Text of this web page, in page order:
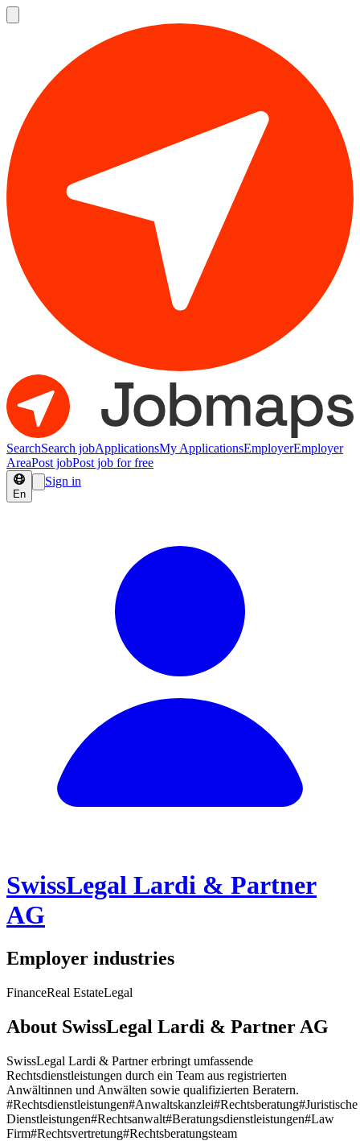
SearchSearch jobApplicationsMy ApplicationsEmployerEmployer
AreaPost jobPost job for free
En
Sign in
SwissLegal Lardi & Partner
AG
Employer industries
FinanceReal EstateLegal
About SwissLegal Lardi & Partner AG
SwissLegal Lardi & Partner erbringt umfassende
Rechtsdienstleistungen durch ein Team aus registrierten
Anwältinnen und Anwälten sowie qualifizierten Beratern.
#Rechtsdienstleistungen#Anwaltskanzlei#Rechtsberatung#Juristische
Dienstleistungen#Rechtsanwalt#Beratungsdienstleistungen#Law
Firm#Rechtsvertretung#Rechtsberatungsteam